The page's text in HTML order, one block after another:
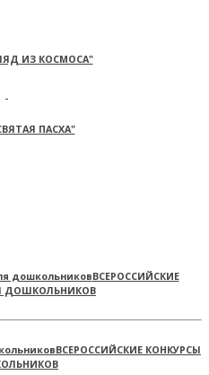
ИЗ КОСМОСА"
ПАСХА"
ВСЕРОССИЙСКИЕ
ДОШКОЛЬНИКОВ
ВСЕРОССИЙСКИЕ КОНКУРСЫ